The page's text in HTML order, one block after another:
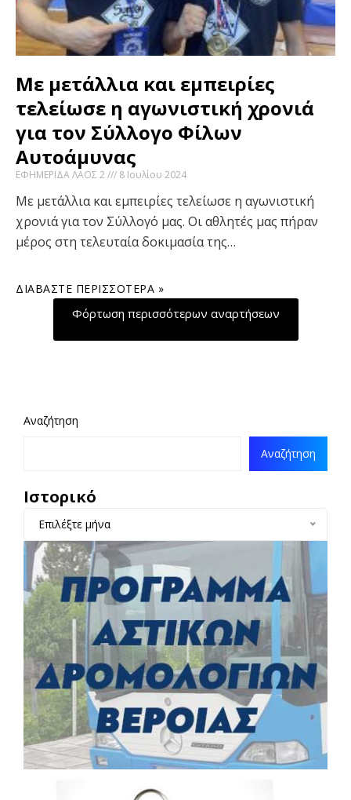
Με μετάλλια και εμπειρίες
τελείωσε η αγωνιστική χρονιά
για τον Σύλλογο Φίλων
Αυτοάμυνας
ΕΦΗΜΕΡΙΔΑ ΛΑΟΣ 2 8 Ιουλίου 2024
Με μετάλλια και εμπειρίες τελείωσε η αγωνιστική
χρονιά για τον Σύλλογό μας. Οι αθλητές μας πήραν
μέρος στη τελευταία δοκιμασία της…
ΔΙΑΒΆΣΤΕ ΠΕΡΙΣΣΌΤΕΡΑ »
Φόρτωση περισσότερων αναρτήσεων
Αναζήτηση
Αναζήτηση
Ιστορικό
Επιλέξτε μήνα